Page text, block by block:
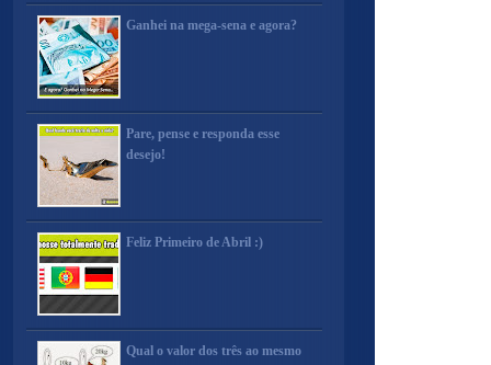
Ganhei na mega-sena e agora?
Pare, pense e responda esse
desejo!
Feliz Primeiro de Abril :)
Qual o valor dos três ao mesmo